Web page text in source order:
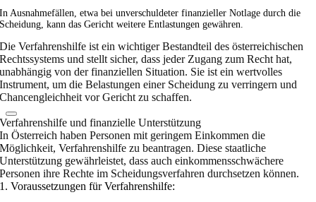
In Ausnahmefällen, etwa bei unverschuldeter finanzieller Notlage durch die
Scheidung, kann das Gericht weitere Entlastungen gewähren.
Die Verfahrenshilfe ist ein wichtiger Bestandteil des österreichischen
Rechtssystems und stellt sicher, dass jeder Zugang zum Recht hat,
unabhängig von der finanziellen Situation. Sie ist ein wertvolles
Instrument, um die Belastungen einer Scheidung zu verringern und
Chancengleichheit vor Gericht zu schaffen.
Verfahrenshilfe und finanzielle Unterstützung
In Österreich haben Personen mit geringem Einkommen die
Möglichkeit, Verfahrenshilfe zu beantragen. Diese staatliche
Unterstützung gewährleistet, dass auch einkommensschwächere
Personen ihre Rechte im Scheidungsverfahren durchsetzen können.
1. Voraussetzungen für Verfahrenshilfe: